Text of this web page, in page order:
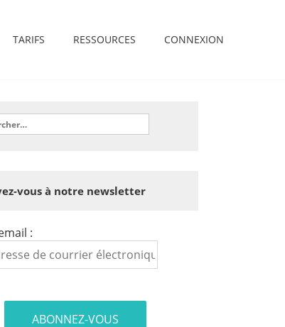
TARIFS RESSOURCES CONNEXION
vous à notre newsletter
: